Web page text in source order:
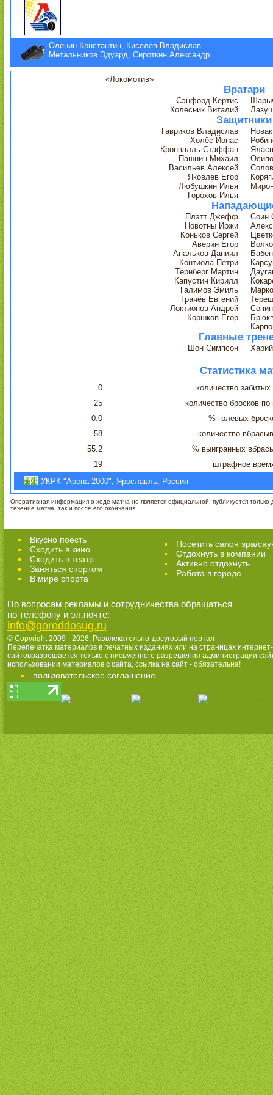
Оленин Константин, Киселёв Владислав
Метальников Эдуард, Сироткин Александр
«Локомотив»
Вратари
Сэнфорд Кёртис
Колесник Виталий
Защитники
Гавриков Владислав
Холёс Йонас
Кронвалль Стаффан
Пашнин Михаил
Васильев Алексей
Яковлев Егор
Любушкин Илья
Горохов Илья
Плэтт Джефф
Соин
Новотны Иржи
Коньков Сергей
Аверин Егор
Апальков Даниил
Контиола Петри
Тёрнберг Мартин
Капустин Кирилл
Галимов Эмиль
Грачёв Евгений
Локтионов Андрей
Коршков Егор
Главные
Шон Симпсон
Статистика
0
количество
25
количество бросков по
0.0
% голевых
58
количество
55.2
% выигранных
19
штрафное
УКРК "Арена-2000", Ярославль, Россия
Оперативная информация о ходе матча не является официальной, публикуется только
течение матча, так и после его окончания.
Вкусно поесть
Сходить в кино
Cходить в театр
Заняться спортом
В мире спорта
Посетить салон spa/
Отдохнуть в компании
Активно отдохнуть
Работа в городе
По вопросам рекламы и сотрудничества обращаться
по телефону и эл.почте:
info@goroddosug.ru
© Copyright 2009 - 2026, Развлекательно-досуговый портал
Перепечатка материалов в печатных изданиях или на страницах интернет-
сайтовразрешается только с письменного разрешения администрации
использовании материалов с сайта, ссылка на сайт - обязательна!
пользовательское соглашение